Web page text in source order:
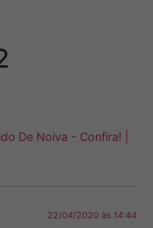
De Noiva - Confira! |
22/04/2020 às 14:44